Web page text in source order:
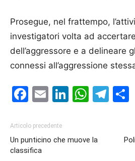
Prosegue, nel frattempo,
investigatori volta ad
dell’aggressore e a delineare
connessi all’aggressione
Facebook
EmailLinkedIn
Articolo precedente
Un punticino che muove la
classifica